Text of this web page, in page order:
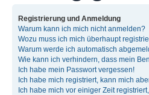
Registrierung und Anmeldung
Warum kann ich mich nicht anmelden?
Wozu muss ich mich überhaupt
Warum werde ich automatisch
Wie kann ich verhindern, dass mein
Ich habe mein Passwort vergessen!
Ich habe mich registriert, kann mich
Ich habe mich vor einiger Zeit